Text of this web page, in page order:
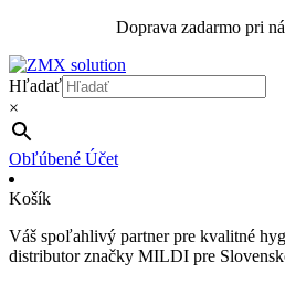
Doprava zadarmo pri
Hľadať
×
Obľúbené Účet
Košík
Váš spoľahlivý partner pre kvalitné
distributor značky MILDI pre